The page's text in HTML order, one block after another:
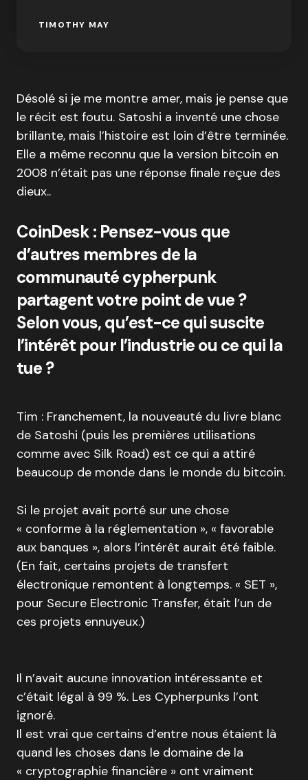
TIMOTHY MAY
Désolé si je me montre amer, mais je pense que
le récit est foutu. Satoshi a inventé une chose
brillante, mais l’histoire est loin d’être terminée.
Elle a même reconnu que la version bitcoin en
2008 n’était pas une réponse finale reçue des
dieux..
CoinDesk : Pensez-vous que
d’autres membres de la
communauté cypherpunk
partagent votre point de vue ?
Selon vous, qu’est-ce qui suscite
l’intérêt pour l’industrie ou ce qui la
tue ?
Tim : Franchement, la nouveauté du livre blanc
de Satoshi (puis les premières utilisations
comme avec Silk Road) est ce qui a attiré
beaucoup de monde dans le monde du bitcoin.
Si le projet avait porté sur une chose
« conforme à la réglementation », « favorable
aux banques », alors l’intérêt aurait été faible.
(En fait, certains projets de transfert
électronique remontent à longtemps. « SET »,
pour Secure Electronic Transfer, était l’un de
ces projets ennuyeux.)
Il n’avait aucune innovation intéressante et
c’était légal à 99 %. Les Cypherpunks l’ont
ignoré.
Il est vrai que certains d’entre nous étaient là
quand les choses dans le domaine de la
« cryptographie financière » ont vraiment